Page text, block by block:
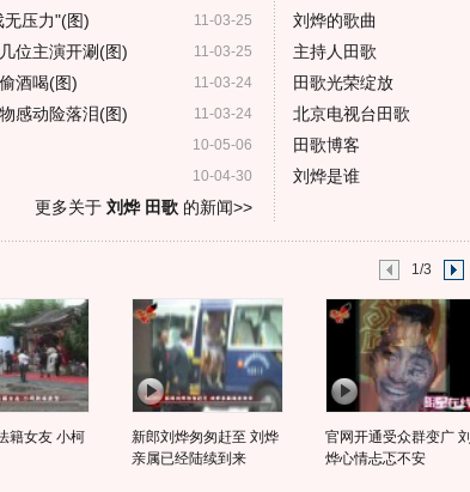
11-03-25
无压力"(图)
11-03-25
位主演开涮(图)
11-03-24
酒喝(图)
11-03-24
感动险落泪(图)
10-05-06
10-04-30
更多关于 刘烨 田歌的新闻>>
刘烨的歌曲
主持人田歌
田歌光荣绽放
北京电视台田歌
田歌博客
刘烨是谁
1/3
籍女友 小柯
新郎刘烨匆匆赶至 刘烨
亲属已经陆续到来
官网开通受众群变广 刘
烨心情忐忑不安